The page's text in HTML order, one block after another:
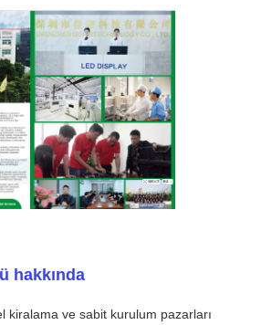
hakkında
kiralama ve sabit kurulum pazarları